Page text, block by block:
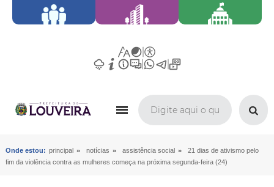
Onde estou: principal » notícias » assistência social »
21 dias de ativismo pelo
fim da violência contra as mulheres começa na próxima segunda-feira (24)